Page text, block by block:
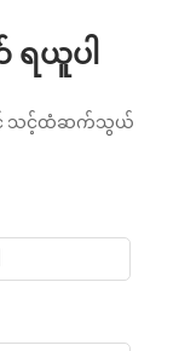
ရယူပါ
င် သင့်ထံဆက်သွယ်